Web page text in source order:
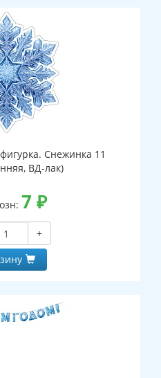
Снежинка 11
ВД-лак)
7 ₽
+